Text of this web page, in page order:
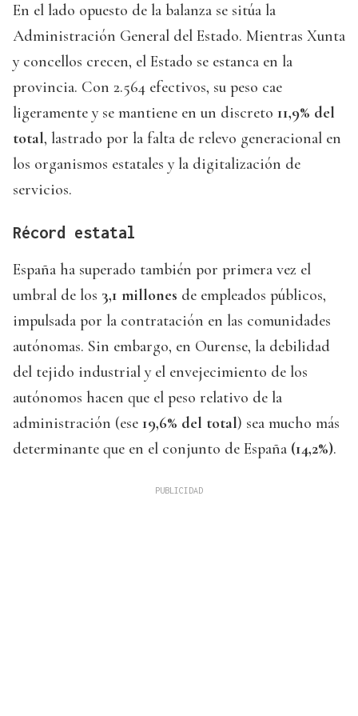
En el lado opuesto de la balanza se sitúa la
Administración General del Estado. Mientras Xunta
y concellos crecen, el Estado se estanca en la
provincia. Con 2.564 efectivos, su peso cae
ligeramente y se mantiene en un discreto 11,9% del
total, lastrado por la falta de relevo generacional en
los organismos estatales y la digitalización de
servicios.
Récord estatal
España ha superado también por primera vez el
umbral de los 3,1 millones de empleados públicos,
impulsada por la contratación en las comunidades
autónomas. Sin embargo, en Ourense, la debilidad
del tejido industrial y el envejecimiento de los
autónomos hacen que el peso relativo de la
administración (ese 19,6% del total) sea mucho más
determinante que en el conjunto de España (14,2%).